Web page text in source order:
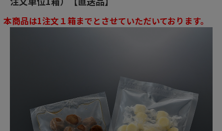
本商品は1注文１箱までとさせていただいております。